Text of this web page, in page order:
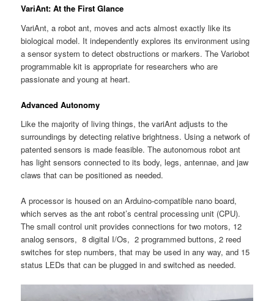
VariAnt: At the First Glance
VariAnt, a robot ant, moves and acts almost exactly like its
biological model. It independently explores its environment using
a sensor system to detect obstructions or markers. The Variobot
programmable kit is appropriate for researchers who are
passionate and young at heart.
Advanced Autonomy
Like the majority of living things, the variAnt adjusts to the
surroundings by detecting relative brightness. Using a network of
patented sensors is made feasible. The autonomous robot ant
has light sensors connected to its body, legs, antennae, and jaw
claws that can be positioned as needed.
A processor is housed on an Arduino-compatible nano board,
which serves as the ant robot’s central processing unit (CPU).
The small control unit provides connections for two motors, 12
analog sensors, 8 digital I/Os, 2 programmed buttons, 2 reed
switches for step numbers, that may be used in any way, and 15
status LEDs that can be plugged in and switched as needed.